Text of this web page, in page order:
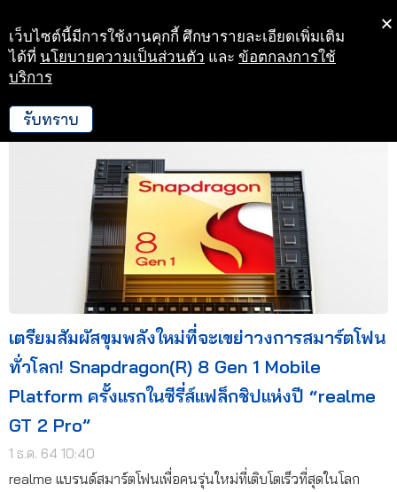
Skip
to
เตรียมสัมผัสขุมพลังใหม่ที่จะเขย่าวงการสมาร์ตโฟน
ทั่วโลก! Snapdragon(R) 8 Gen 1 Mobile
Platform ครั้งแรกในซีรี่ส์แฟล็กชิปแห่งปี “realme
GT 2 Pro”
1 ธ.ค. 64 10:40
realme แบรนด์สมาร์ตโฟนเพื่อคนรุ่นใหม่ที่เติบโตเร็วที่สุดในโลก
เว็บไซต์นี้มีการใช้งานคุกกี้ ศึกษารายละเอียดเพิ่มเติม
ได้ที่ นโยบายความเป็นส่วนตัว และ ข้อตกลงการใช้
บริการ
รับทราบ